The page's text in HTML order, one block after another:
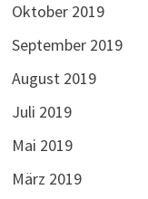
Oktober 2019
September 2019
August 2019
Juli 2019
Mai 2019
März 2019